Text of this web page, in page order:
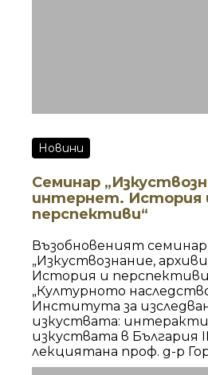
Новини
Семинар
интернет. История
перспективи“
Възобновеният семинар
„Изкуствознание,
История и
„Културното
Института за
изкуствата:
изкуствата в България
лекциятана проф. д-р